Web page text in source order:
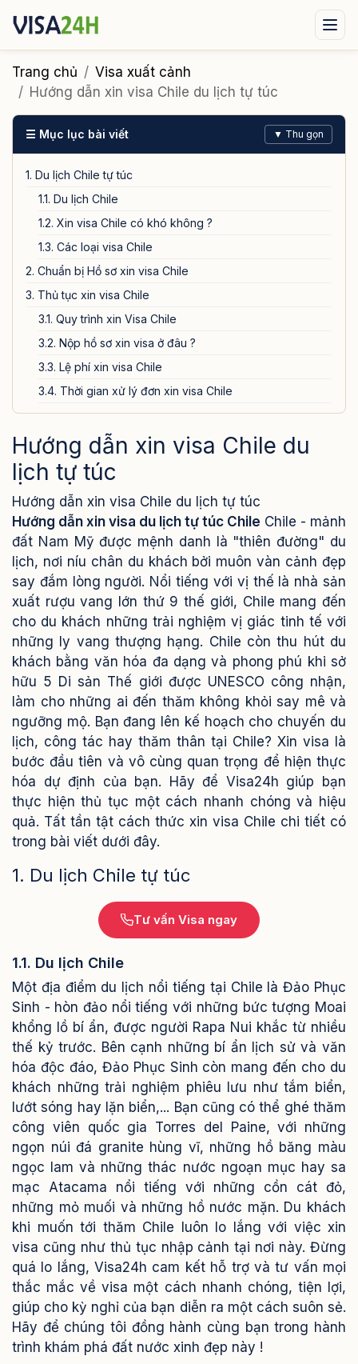
Visa xuất cảnh Visa nhập cảnh
Tư vấn ngay qua Zalo
Trang chủ
Visa xuất cảnh
Hướng dẫn xin visa Chile du lịch tự túc
☰ Mục lục bài viết ▼ Thu gọn
1. Du lịch Chile tự túc
1.1. Du lịch Chile
1.2. Xin visa Chile có khó không ?
1.3. Các loại visa Chile
2. Chuẩn bị Hồ sơ xin visa Chile
3. Thủ tục xin visa Chile
3.1. Quy trình xin Visa Chile
3.2. Nộp hồ sơ xin visa ở đâu ?
3.3. Lệ phí xin visa Chile
3.4. Thời gian xử lý đơn xin visa Chile
4. Các lưu ý quan trọng khi xin visa Chile du lịch tự túc
5. Dịch vụ xin visa Chile của Visa24h.vn
Hướng dẫn xin visa Chile du
lịch tự túc
Hướng dẫn xin visa Chile du lịch tự túc
Hướng dẫn xin visa du lịch tự túc Chile Chile - mảnh
đất Nam Mỹ được mệnh danh là "thiên đường" du
lịch, nơi níu chân du khách bởi muôn vàn cảnh đẹp
say đắm lòng người. Nổi tiếng với vị thế là nhà sản
xuất rượu vang lớn thứ 9 thế giới, Chile mang đến
cho du khách những trải nghiệm vị giác tinh tế với
những ly vang thượng hạng. Chile còn thu hút du
khách bằng văn hóa đa dạng và phong phú khi sở
hữu 5 Di sản Thế giới được UNESCO công nhận,
làm cho những ai đến thăm không khỏi say mê và
ngưỡng mộ. Bạn đang lên kế hoạch cho chuyến du
lịch, công tác hay thăm thân tại Chile? Xin visa là
bước đầu tiên và vô cùng quan trọng để hiện thực
hóa dự định của bạn. Hãy để Visa24h giúp bạn
thực hiện thủ tục một cách nhanh chóng và hiệu
quả. Tất tần tật cách thức xin visa Chile chi tiết có
trong bài viết dưới đây.
1. Du lịch Chile tự túc
Tư vấn Visa ngay
1.1. Du lịch Chile
Một địa điểm du lịch nổi tiếng tại Chile là Đảo Phục
Sinh - hòn đảo nổi tiếng với những bức tượng Moai
khổng lồ bí ẩn, được người Rapa Nui khắc từ nhiều
thế kỷ trước. Bên cạnh những bí ẩn lịch sử và văn
hóa độc đáo, Đảo Phục Sinh còn mang đến cho du
khách những trải nghiệm phiêu lưu như tắm biển,
lướt sóng hay lặn biển,... Bạn cũng có thể ghé thăm
công viên quốc gia Torres del Paine, với những
ngọn núi đá granite hùng vĩ, những hồ băng màu
ngọc lam và những thác nước ngoạn mục hay sa
mạc Atacama nổi tiếng với những cồn cát đỏ,
những mỏ muối và những hồ nước mặn. Du khách
khi muốn tới thăm Chile luôn lo lắng với việc xin
visa cũng như thủ tục nhập cảnh tại nơi này. Đừng
quá lo lắng, Visa24h cam kết hỗ trợ và tư vấn mọi
thắc mắc về visa một cách nhanh chóng, tiện lợi,
giúp cho kỳ nghỉ của bạn diễn ra một cách suôn sẻ.
Hãy để chúng tôi đồng hành cùng bạn trong hành
trình khám phá đất nước xinh đẹp này !